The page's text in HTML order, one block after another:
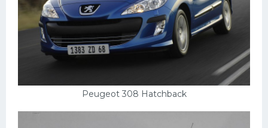
Peugeot 308 Hatchback